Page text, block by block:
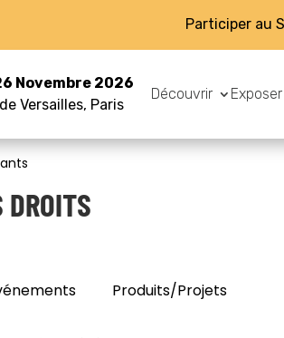
Participer au
Novembre 2026
Versailles, Paris
Découvrir Exposer
DROITS
Produits/Projets